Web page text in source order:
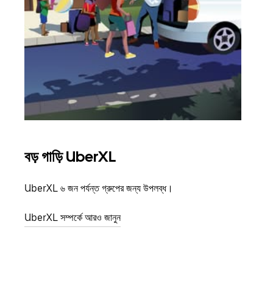
বড় গাড়ি UberXL
UberXL ৬ জন পর্যন্ত গ্রুপের জন্য উপলব্ধ।
UberXL সম্পর্কে আরও জানুন